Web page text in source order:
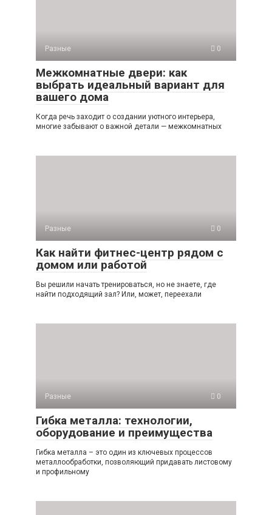
Разные 0
Межкомнатные двери: как
выбрать идеальный вариант для
вашего дома
Когда речь заходит о создании уютного интерьера,
многие забывают о важной детали — межкомнатных
Разные 0
Как найти фитнес-центр рядом с
домом или работой
Вы решили начать тренироваться, но не знаете, где
найти подходящий зал? Или, может, переехали
Разные 0
Гибка металла: технологии,
оборудование и преимущества
Гибка металла – это один из ключевых процессов
металлообработки, позволяющий придавать листовому
и профильному